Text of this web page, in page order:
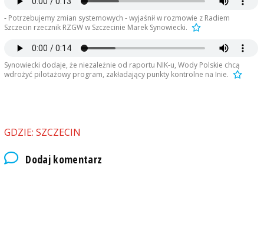
- Potrzebujemy zmian systemowych - wyjaśnił w rozmowie z Radiem
Szczecin rzecznik RZGW w Szczecinie Marek Synowiecki.
Synowiecki dodaje, że niezależnie od raportu NIK-u, Wody Polskie chcą
wdrożyć pilotażowy program, zakładający punkty kontrolne na Inie.
GDZIE: SZCZECIN
Dodaj komentarz